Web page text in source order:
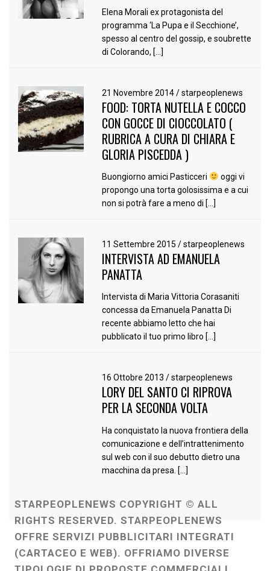
Elena Morali ex protagonista del
programma ‘La Pupa e il Secchione’,
spesso al centro del gossip, e soubrette
di Colorando, […]
21 Novembre 2014/ starpeoplenews
FOOD: TORTA NUTELLA E COCCO
CON GOCCE DI CIOCCOLATO (
RUBRICA A CURA DI CHIARA E
GLORIA PISCEDDA )
Buongiorno amici Pasticceri
oggi vi
propongo una torta golosissima e a cui
non si potrà fare a meno di […]
11 Settembre 2015/ starpeoplenews
INTERVISTA AD EMANUELA
PANATTA
Intervista di Maria Vittoria Corasaniti
concessa da Emanuela Panatta Di
recente abbiamo letto che hai
pubblicato il tuo primo libro […]
16 Ottobre 2013/ starpeoplenews
LORY DEL SANTO CI RIPROVA
PER LA SECONDA VOLTA
Ha conquistato la nuova frontiera della
comunicazione e dell’intrattenimento
sul web con il suo debutto dietro una
macchina da presa. […]
STARPEOPLENEWS COPYRIGHT © ALL
RIGHTS RESERVED. STARPEOPLENEWS
OFFRE SERVIZI PUBBLICITARI INTEGRATI
(CARTACEO E WEB). OFFRIAMO DIVERSE